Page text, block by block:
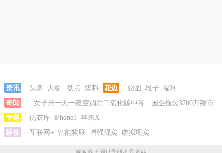
资讯 头条 人物 盘点 爆料 花边 囧图 段子 福利
奇闻
女子开一天一夜空调后二氧化碳中毒
国企拖欠3700万致市
政工程停工
26岁女儿谈47岁妈妈突然产女
说家已破碎
女子用漏洞0元买了3千台电器
女子开一天一夜空调后
专题 优衣库 iPhone8 苹果X
标签
互联网+ 智能物联 增强现实 虚拟现实